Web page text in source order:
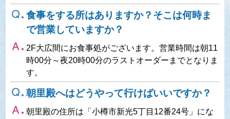
食事をする所はありますか？そこは何時ま
で営業していますか？
2F大広間にお食事処がございます。営業時間は朝11
時00分～夜20時00分のラストオーダーまでとなりま
す。
朝里殿へはどうやって行けばいいですか？
朝里殿の住所は「小樽市新光5丁目12番24号」にな